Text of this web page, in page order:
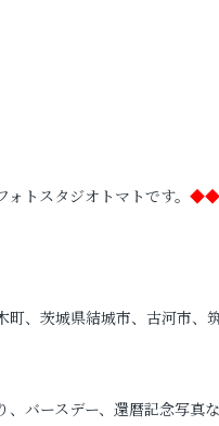
トスタジオトマトです。
、茨城県結城市、古河市、
バースデー、還暦記念写真